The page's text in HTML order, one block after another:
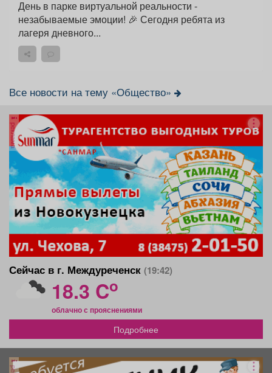
День в парке виртуальной реальности -
незабываемые эмоции! 🎉 Сегодня ребята из
лагеря дневного...
Все новости на тему «Общество»
реклама
Сейчас в г. Междуреченск (19:42)
18.3 Co
облачно с прояснениями
Подробнее